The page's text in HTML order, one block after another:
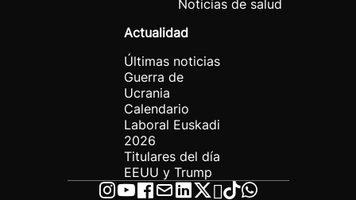
Noticias de salud
Actualidad
Últimas noticias
Guerra de
Ucrania
Calendario
Laboral Euskadi
2026
Titulares del día
EEUU y Trump